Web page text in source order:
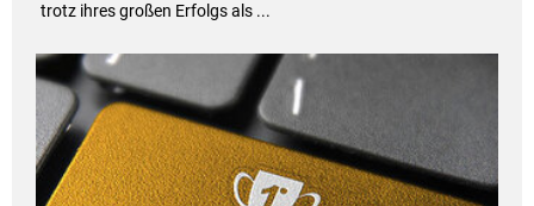
trotz ihres großen Erfolgs als ...